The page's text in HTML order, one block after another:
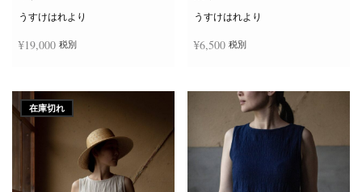
ジ
選
択
で
き
ま
す
ジ
か
ら
選
うすけはれより
¥19,000 税別
うすけはれより
¥6,500 税別
在庫切れ